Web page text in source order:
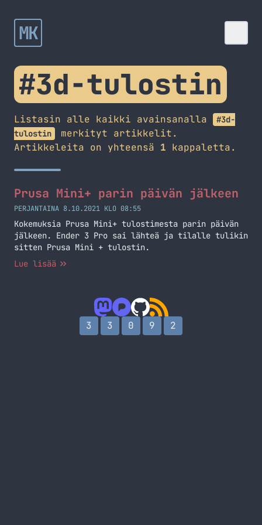
MK
#3d-tulostin
Listasin alle kaikki avainsanalla
#3d-
tulostin
merkityt artikkelit.
Artikkeleita on yhteensä 1 kappaletta.
Prusa Mini+ parin päivän jälkeen
PERJANTAINA 8.10.2021 KLO 08:55
Kokemuksia Prusa Mini+ tulostimesta parin päivän
jälkeen. Ender 3 Pro sai lähteä ja tilalle tulikin
sitten Prusa Mini + tulostin.
Lue lisää
3 3 0 9 2